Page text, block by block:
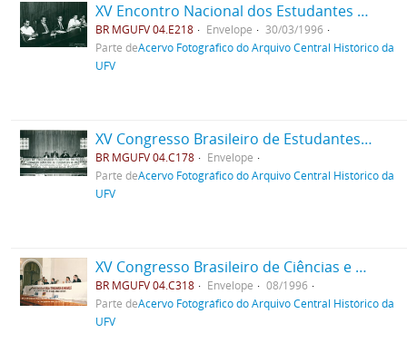
XV Encontro Nacional dos Estudantes de Física na UFV
BR MGUFV 04.E218 Envelope
30/03/1996
Parte deAcervo Fotográfico do Arquivo Central Histórico da
UFV
XV Congresso Brasileiro de Estudantes de Engenharia Florestal da UFV
BR MGUFV 04.C178
Envelope
Parte deAcervo Fotográfico do Arquivo Central Histórico da
UFV
XV Congresso Brasileiro de Ciências e Tecnologia de Alimentos
BR MGUFV 04.C318 Envelope
08/1996
Parte deAcervo Fotográfico do Arquivo Central Histórico da
UFV